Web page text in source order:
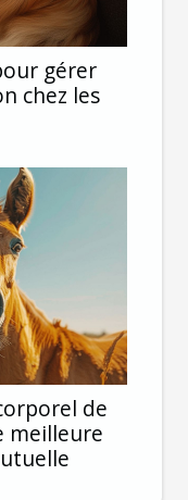
gérer
chez les
de
meilleure